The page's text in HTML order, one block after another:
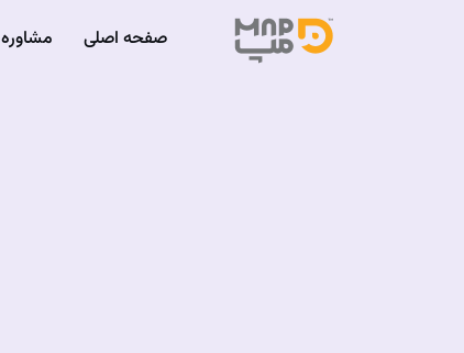
صفحه اصلی مشاوره